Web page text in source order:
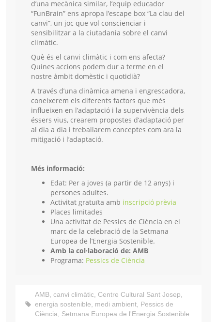
d’una mecànica similar, l’equip educador
“FunBrain” ens apropa l’escape box “La clau del
canvi”, un joc que vol conscienciar i
sensibilitzar a la ciutadania sobre el canvi
climàtic.
Què és el canvi climàtic i com ens afecta?
Quines accions podem dur a terme en el
nostre àmbit domèstic i quotidià?
A través d’una dinàmica amena i engrescadora,
coneixerem els diferents factors que més
influeixen en l’adaptació i la supervivència dels
éssers vius, crearem propostes d’adaptació per
al dia a dia i treballarem conceptes com ara la
mitigació i l’adaptació.
Més informació:
Edat: Per a joves (a partir de 12 anys) i
persones adultes.
Activitat gratuïta amb inscripció prèvia
Places limitades
Una activitat de Pessics de Ciència en el
marc de la celebració de la Setmana
Europea de l’Energia Sostenible.
Amb la col·laboració de: AMB
Programa: Pessics de Ciència
AMB, canvi climàtic, Centre Cultural Sant Josep,
energia sostenible, medi ambient, Pessics de
Ciència, Setmana Europea de l'Energia Sostenible